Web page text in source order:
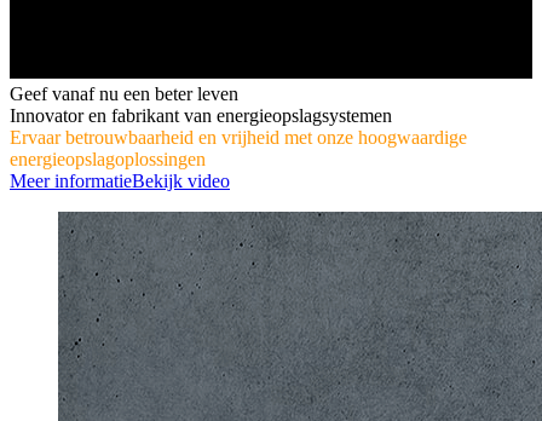
Geef vanaf nu een beter leven
Innovator en fabrikant van energieopslagsystemen
Ervaar betrouwbaarheid en vrijheid met onze hoogwaardige
energieopslagoplossingen
Meer informatieBekijk video